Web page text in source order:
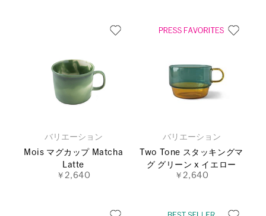
バリエーション
Mois マグカップ Matcha
Latte
￥2,640
バリエーション
Two Tone スタッキングマ
グ グリーン x イエロー
￥2,640